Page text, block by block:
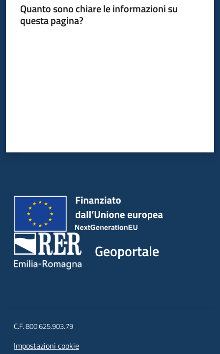
Quanto sono chiare le informazioni su
questa pagina?
Geoportale
C.F. 800.625.903.79
Impostazioni cookie